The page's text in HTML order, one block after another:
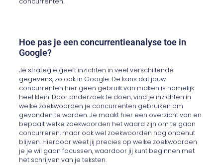
Hoe pas je een concurrentieanalyse toe in
Google?
Je strategie geeft inzichten in veel verschillende
gegevens, zo ook in Google. De kans dat jouw
concurrenten hier geen gebruik van maken is namelijk
heel klein. Door onderzoek te doen, vind je inzichten in
welke zoekwoorden je concurrenten gebruiken om
gevonden te worden. Je maakt hier een overzicht van en
bepaalt welke zoekwoorden het waard zijn om te gaan
concurreren, maar ook wel zoekwoorden nog onbenut
blijven. Hierdoor weet jij precies op welke zoekwoorden
je je wil gaan focussen, waardoor jij kunt beginnen met
het schrijven van je teksten.